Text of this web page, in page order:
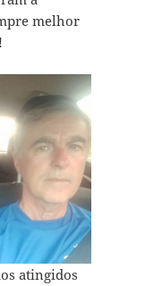
melhor
atingidos